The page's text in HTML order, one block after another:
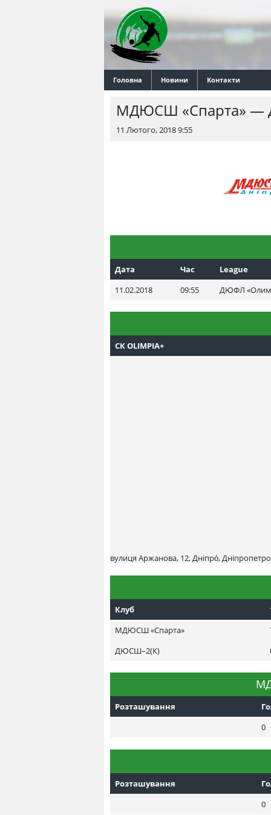
Головна Новини Контакти
МДЮСШ «Спарта» —
11 Лютого, 2018 9:55
Дата Час League
11.02.2018
09:55 ДЮФЛ
СК OLIMPIA+
вулиця Аржанова, 12, Дніпро́,
Клуб
МДЮСШ «Спарта»
ДЮСШ–2(К)
Розташування
0
Розташування
0